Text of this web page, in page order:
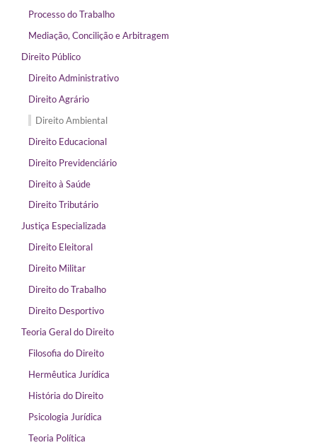
Processo do Trabalho
Mediação, Concilição e Arbitragem
Direito Público
Direito Administrativo
Direito Agrário
Direito Ambiental
Direito Educacional
Direito Previdenciário
Direito à Saúde
Direito Tributário
Justiça Especializada
Direito Eleitoral
Direito Militar
Direito do Trabalho
Direito Desportivo
Teoria Geral do Direito
Filosofia do Direito
Hermêutica Jurídica
História do Direito
Psicologia Jurídica
Teoria Política